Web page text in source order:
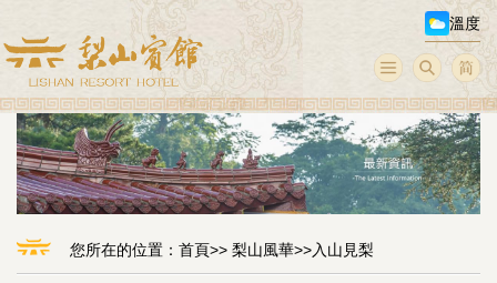
溫度
您所在的位置： 首頁>> 梨山風華>>入山見梨